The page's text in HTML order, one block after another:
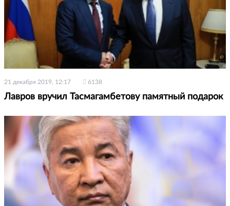
21 декабря 2019, 12:17 6138
Лавров вручил Тасмагамбетову памятный подарок